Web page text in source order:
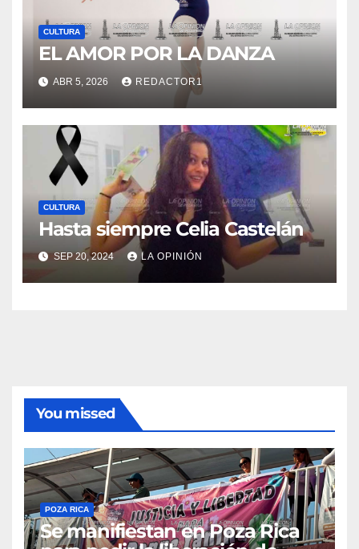
CULTURA
EL AMOR POR LA DANZA
ABR 5, 2026 REDACTOR1
CULTURA
Hasta siempre Celia Castelán
SEP 20, 2024 LA OPINIÓN
You missed
POZA RICA
Se manifiestan en Poza Rica